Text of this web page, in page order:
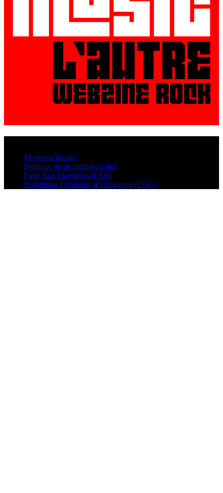
Mentions légales
Politique de de confidentialité
Foire Aux Questions (FAQ)
Conditions Générales d’Utilisation (CGU)